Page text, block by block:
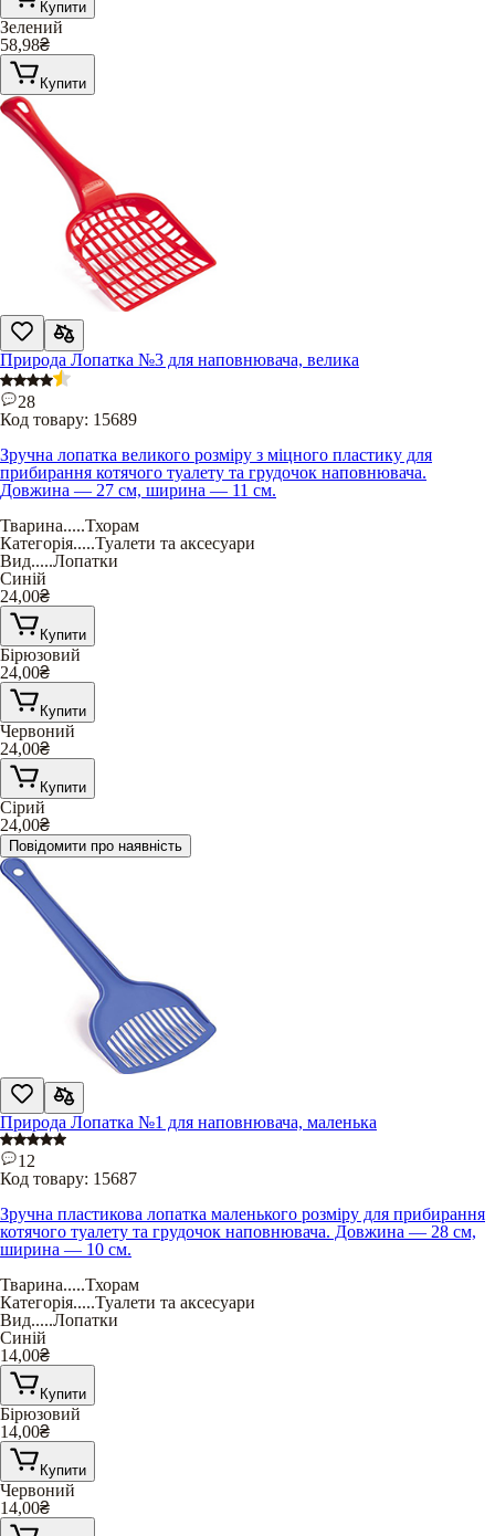
Купити
Зелений
58,98₴
Купити
Природа Лопатка №3 для наповнювача, велика
28
Код товару: 15689
Зручна лопатка великого розміру з міцного пластику для
прибирання котячого туалету та грудочок наповнювача.
Довжина — 27 см, ширина — 11 см.
Тварина.....Тхорам
Категорія.....Туалети та аксесуари
Вид.....Лопатки
Синій
24,00₴
Купити
Бірюзовий
24,00₴
Купити
Червоний
24,00₴
Купити
Сірий
24,00₴
Повідомити про наявність
Природа Лопатка №1 для наповнювача, маленька
12
Код товару: 15687
Зручна пластикова лопатка маленького розміру для прибирання
котячого туалету та грудочок наповнювача. Довжина — 28 см,
ширина — 10 см.
Тварина.....Тхорам
Категорія.....Туалети та аксесуари
Вид.....Лопатки
Синій
14,00₴
Купити
Бірюзовий
14,00₴
Купити
Червоний
14,00₴